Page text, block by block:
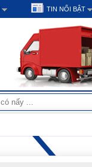
TIN NỔI BẬT